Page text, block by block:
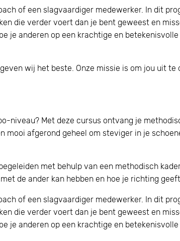
of een slagvaardiger medewerker. In dit
die verder voert dan je bent geweest en
je anderen op een krachtige en
wij het beste. Onze missie is om jou uit
niveau? Met deze cursus ontvang je
afgerond geheel om steviger in je
met behulp van een methodisch
de ander kan hebben en hoe je richting
of een slagvaardiger medewerker. In dit
die verder voert dan je bent geweest en
je anderen op een krachtige en